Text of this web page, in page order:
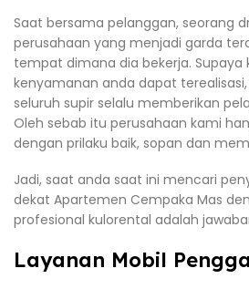
Saat bersama pelanggan, seorang
perusahaan yang menjadi garda
tempat dimana dia bekerja. Supaya
kenyamanan anda dapat
seluruh supir selalu memberikan
Oleh sebab itu perusahaan kami
dengan prilaku baik, sopan dan
Jadi, saat anda saat ini mencari
dekat Apartemen Cempaka Mas
profesional kulorental adalah
Layanan Mobil